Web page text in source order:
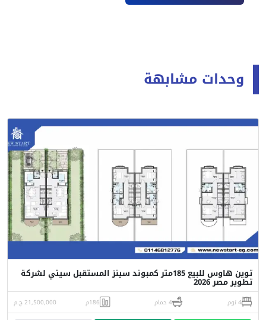
وحدات مشابهة
توين هاوس للبيع 185متر كمبوند سينز المستقبل سيتي لشركة
تطوير مصر 2026
4 نوم 4 حمام 186م 21,500,000 ج.م